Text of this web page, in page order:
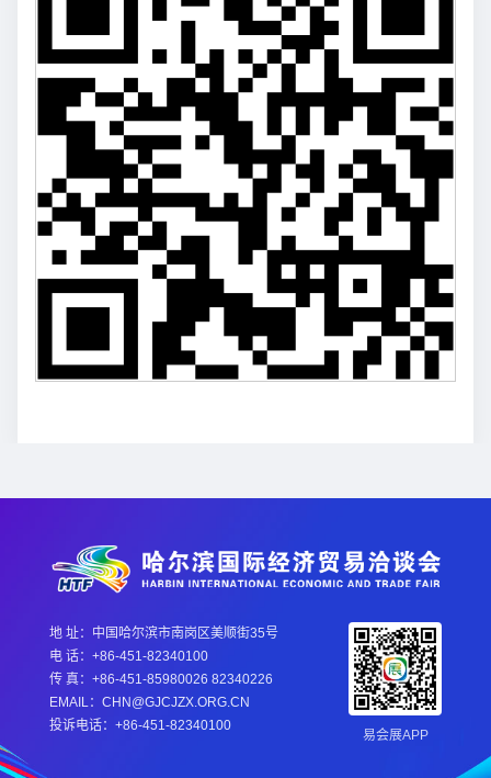
地 址：中国哈尔滨市南岗区美顺街35号
电 话：+86-451-82340100
传 真：+86-451-85980026 82340226
EMAIL：CHN@GJCJZX.ORG.CN
投诉电话：+86-451-82340100
易会展APP